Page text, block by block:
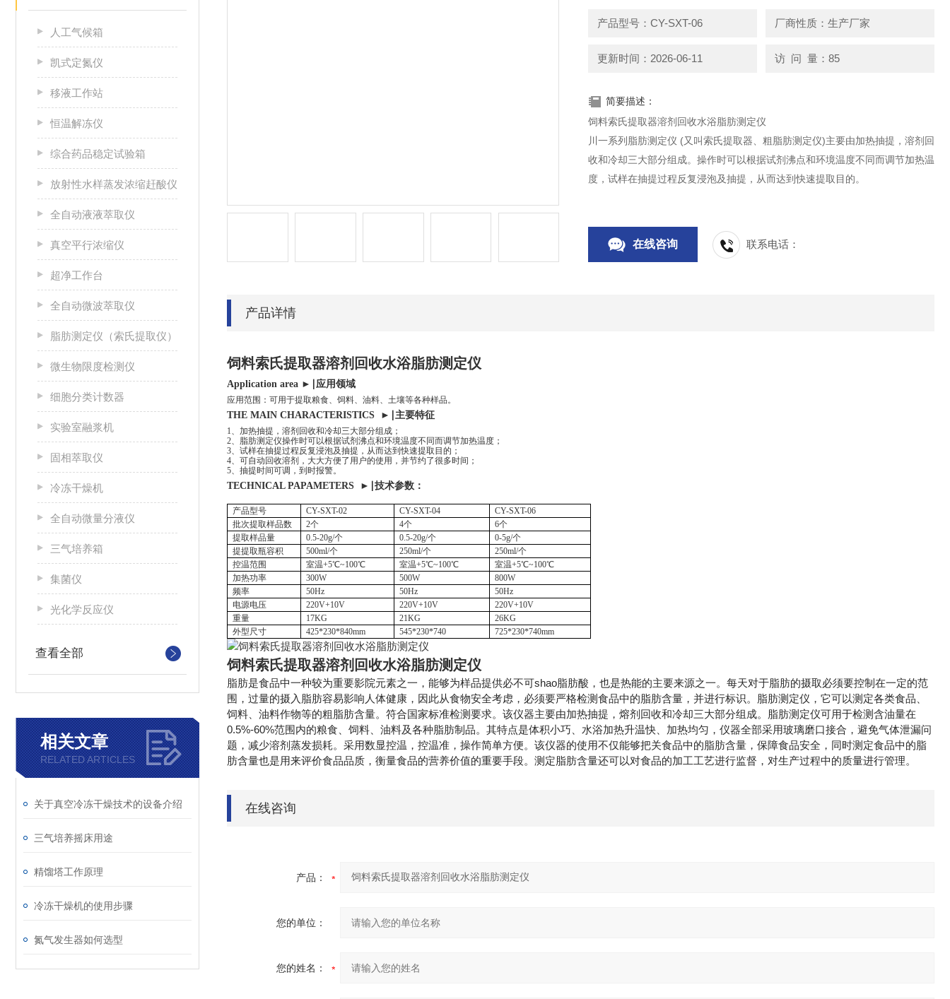
人工气候箱
凯式定氮仪
移液工作站
恒温解冻仪
综合药品稳定试验箱
放射性水样蒸发浓缩赶酸仪
全自动液液萃取仪
真空平行浓缩仪
超净工作台
全自动微波萃取仪
脂肪测定仪（索氏提取仪）
微生物限度检测仪
细胞分类计数器
实验室融浆机
固相萃取仪
冷冻干燥机
全自动微量分液仪
三气培养箱
集菌仪
光化学反应仪
查看全部
相关文章
RELATED ARTICLES
关于真空冷冻干燥技术的设备介绍
三气培养摇床用途
精馏塔工作原理
冷冻干燥机的使用步骤
氮气发生器如何选型
产品型号：CY-SXT-06 厂商性质：生产厂家
更新时间：2026-06-11 访 问 量：85
简要描述：
饲料索氏提取器溶剂回收水浴脂肪测定仪
川一系列脂肪测定仪 (又叫索氏提取器、粗脂肪测定仪)主要由加热抽提，溶剂回
收和冷却三大部分组成。操作时可以根据试剂沸点和环境温度不同而调节加热温
度，试样在抽提过程反复浸泡及抽提，从而达到快速提取目的。
在线咨询 联系电话：
产品详情
饲料索氏提取器溶剂回收水浴脂肪测定仪
Application area ►∣ 应用领域
应用范围：可用于提取粮食、饲料、油料、土壤等各种样品。
THE MAIN CHARACTERISTICS ►∣主要特征
1、加热抽提，溶剂回收和冷却三大部分组成；
2、脂肪测定仪操作时可以根据试剂沸点和环境温度不同而调节加热温度；
3、试样在抽提过程反复浸泡及抽提，从而达到快速提取目的；
4、可自动回收溶剂，大大方便了用户的使用，并节约了很多时间；
5、抽提时间可调，到时报警。
TECHNICAL PAPAMETERS ► ∣技术参数：
产品型号 CY-SXT-02 CY-SXT-04
CY-SXT-06
批次提取样品数
2个 4个
6个
提取样品量
0.5-20g/个 0.5-20g/个
0-5g/个
提提取瓶容积
500ml/个 250ml/个
250ml/个
控温范围
室温+5℃~100℃ 室温+5℃~100℃ 室温+5℃~100℃
加热功率
300W 500W
800W
频率
50Hz 50Hz
50Hz
电源电压
220V+10V 220V+10V
220V+10V
重量
17KG 21KG
26KG
外型尺寸
425*230*840mm 545*230*740 725*230*740mm
饲料索氏提取器溶剂回收水浴脂肪测定仪
脂肪是食品中一种较为重要影院元素之一，能够为样品提供必不可shao脂肪酸，也是热能的主要来源之一。每天对于脂肪的摄取必须要控制在一定的范
围，过量的摄入脂肪容易影响人体健康，因此从食物安全考虑，必须要严格检测食品中的脂肪含量，并进行标识。脂肪测定仪，它可以测定各类食品、
饲料、油料作物等的粗脂肪含量。符合国家标准检测要求。该仪器主要由加热抽提，熔剂回收和冷却三大部分组成。脂肪测定仪可用于检测含油量在
0.5%-60%范围内的粮食、饲料、油料及各种脂肪制品。其特点是体积小巧、水浴加热升温快、加热均匀，仪器全部采用玻璃磨口接合，避免气体泄漏问
题，减少溶剂蒸发损耗。采用数显控温，控温准，操作简单方便。该仪器的使用不仅能够把关食品中的脂肪含量，保障食品安全，同时测定食品中的脂
肪含量也是用来评价食品品质，衡量食品的营养价值的重要手段。测定脂肪含量还可以对食品的加工工艺进行监督，对生产过程中的质量进行管理。
在线咨询
产品：
您的单位：
您的姓名：